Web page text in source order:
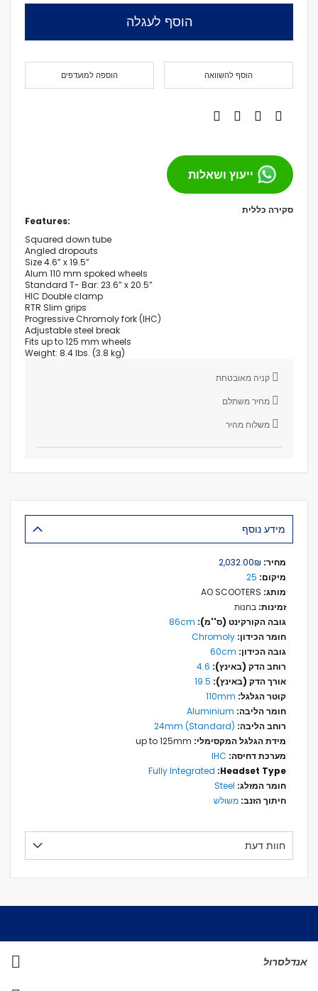
הוסף לעגלה
הוספה למועדפים הוסף להשוואה
ייעוץ ושאלות
סקירה כללית
Features:
Squared down tube
Angled dropouts
Size 4.6” x 19.5”
Alum 110 mm spoked wheels
Standard T- Bar: 23.6” x 20.5”
HIC Double clamp
RTR Slim grips
Progressive Chromoly fork (IHC)
Adjustable steel break
Fits up to 125 mm wheels
Weight: 8.4 lbs. (3.8 kg)
קניה מאובטחת
מחיר משתלם
משלוח מהיר
מידע נוסף
מידע
נוסף
₪‏2,032.00
25
בחנות
86cm
Chromoly
60cm
4.6
19.5
110mm
Aluminium
24mm (Standard)
IHC
Fully Integrated
Steel
משולש
חוות דעת
אנדלסרול